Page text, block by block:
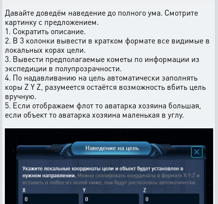
Давайте доведём наведение до полного ума. Смотрите
картинку с предложением.
1. Сократить описание.
2. В 3 колонки вывести в кратком формате все видимые в
локальных корах цели.
3. Вывести предполагаемые кометы по информации из
экспедиции в полупрозрачности.
4. По надавливанию на цель автоматически заполнять
коры Z Y Z, разумеется остаётся возможность вбить цель
вручную.
5. Если отображаем флот то аватарка хозяина большая,
если объект то аватарка хозяина маленькая в углу.